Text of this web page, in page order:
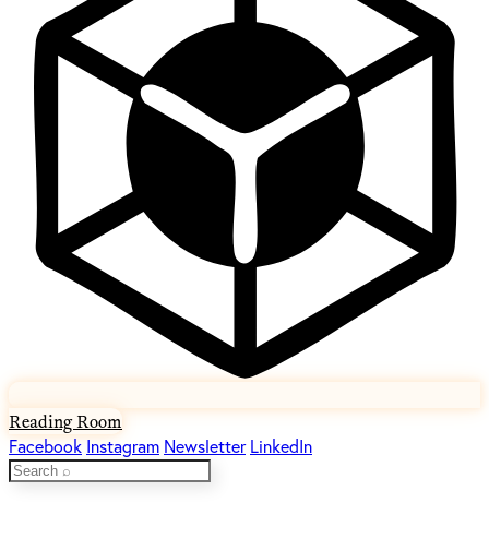
Reading Room
Facebook Instagram Newsletter LinkedIn